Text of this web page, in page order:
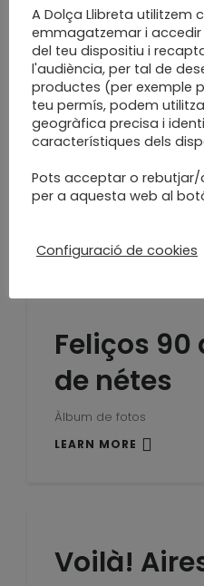
LEARN MORE
Petit
Per a una mestra
Feliços
de nétes
Àlbum de fotos
LEARN MORE
Voilà!
A Dolça Llibreta utilitzem
emmagatzemar i
del teu dispositiu i
l'audiència, per tal de
productes (per exemple
teu permís, podem
geogràfica precisa i
característiques dels
Pots acceptar o
per a aquesta web al
Configuració de cookies